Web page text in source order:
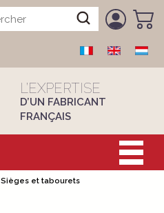
L’EXPERTISE
D’UN FABRICANT
FRANÇAIS
Sièges et tabourets